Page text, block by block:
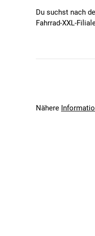
Du suchst nach
Fahrrad-XXL-
(Die Gutscheine
Nähere